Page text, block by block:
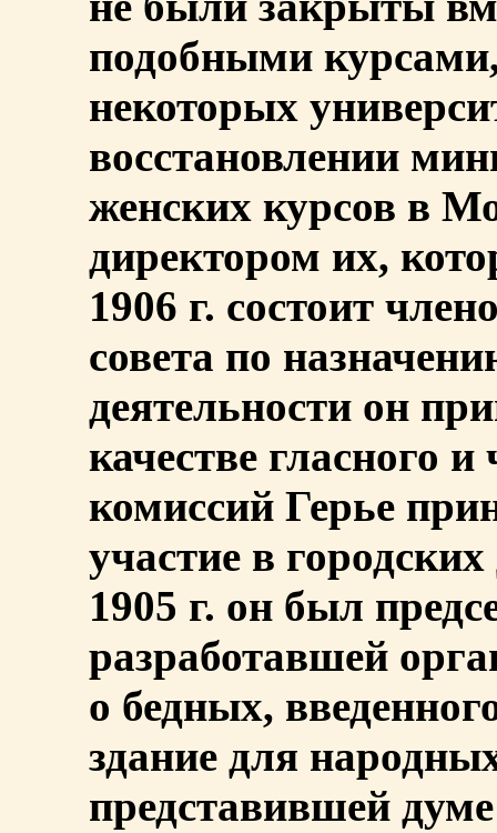
подобными
некоторых
восстановлении
женских курсов в
директором их,
1906 г. состоит
совета по
деятельности он
качестве гласного
комиссий Герье
участие в
1905 г. он был
разработавшей
о бедных,
здание для
представившей